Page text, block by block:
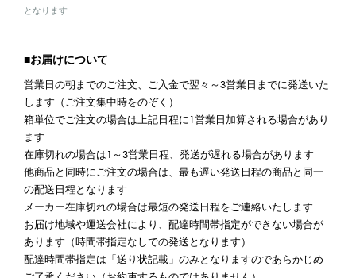
となります
■お届けについて
営業日の朝までのご注文、ご入金で翌々～3営業日までに発送いた
します（ご注文集中時をのぞく）
箱単位でご注文の場合は上記日程に1営業日加算される場合があり
ます
在庫切れの場合は1～3営業日程、発送が遅れる場合があります
他商品と同時にご注文の場合は、最も遅い発送日程の商品と同一
の配送日程となります
メーカー在庫切れの場合は最短の発送日程をご連絡いたします
お届け地域や運送会社により、配達時間帯指定ができない場合が
あります（時間帯指定なしでの発送となります）
配達時間帯指定は「送り状記載」のみとなりますのであらかじめ